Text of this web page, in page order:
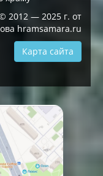
2012 — 2025 г. от
hramsamara.ru
Карта сайта